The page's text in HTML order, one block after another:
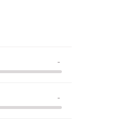
-
-